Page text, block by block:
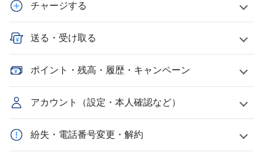
チャージする
送る・受け取る
ポイント・残高・履歴・キャンペーン
アカウント（設定・本人確認など）
紛失・電話番号変更・解約